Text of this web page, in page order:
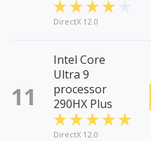
DirectX 12.0
11
Intel Core
Ultra 9
processor
290HX Plus
DirectX 12.0